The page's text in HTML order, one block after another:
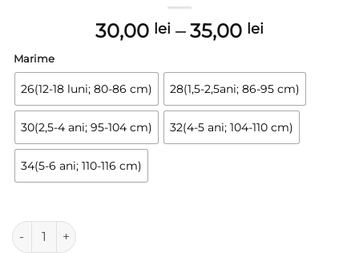
30,00 lei – 35,00 lei
prețuri:
30,00 lei
până
la
35,00 lei
Marime
26(12-18 luni; 80-86 cm) 28(1,5-2,5ani; 86-95 cm)
30(2,5-4 ani; 95-104 cm) 32(4-5 ani; 104-110 cm)
34(5-6 ani; 110-116 cm)
Cantitate Pantalon de trening cu buzunar, albastru (Bumbac